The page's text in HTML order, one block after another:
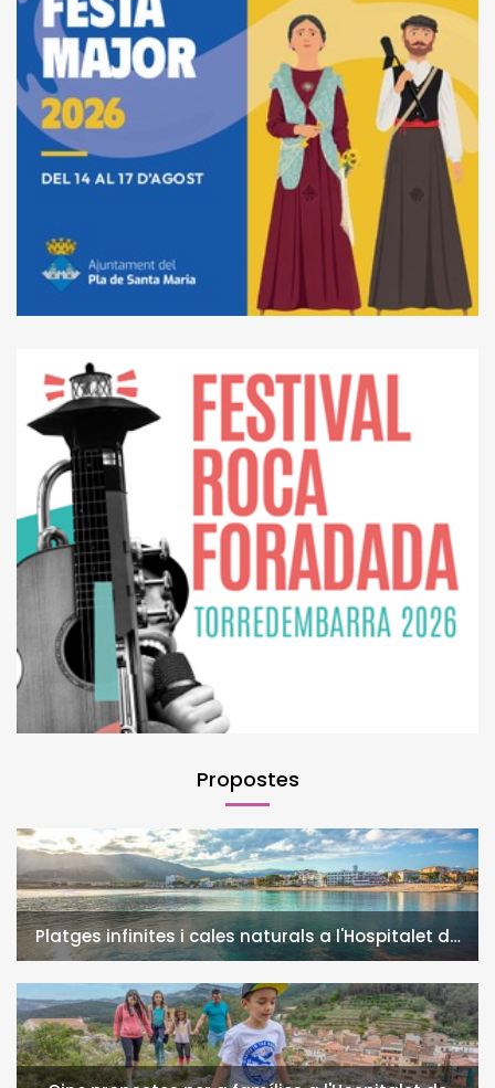
Propostes
Platges infinites i cales naturals a l'Hospitalet de
l'Infant i la Vall de Llors